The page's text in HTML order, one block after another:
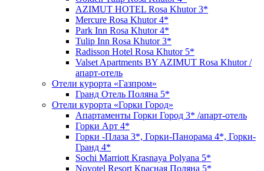
AZIMUT HOTEL Rosa Khutor 3*
Mercure Rosa Khutor 4*
Park Inn Rosa Khutor 4*
Tulip Inn Rosa Khutor 3*
Radisson Hotel Rosa Khutor 5*
Valset Apartments BY AZIMUT Rosa Khutor /
апарт-отель
Отели курорта «Газпром»
Гранд Отель Поляна 5*
Отели курорта «Горки Город»
Апартаменты Горки Город 3* /апарт-отель
Горки Арт 4*
Горки -Плаза 3*, Горки-Панорама 4*, Горки-
Гранд 4*
Sochi Marriott Krasnaya Polyana 5*
Novotel Resort Красная Поляна 5*